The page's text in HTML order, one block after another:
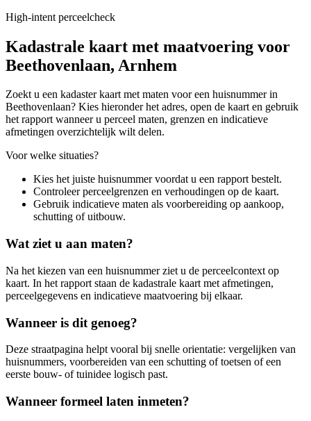
High-intent perceelcheck
Kadastrale kaart met maatvoering voor
Beethovenlaan, Arnhem
Zoekt u een kadaster kaart met maten voor een huisnummer in
Beethovenlaan? Kies hieronder het adres, open de kaart en gebruik
het rapport wanneer u perceel maten, grenzen en indicatieve
afmetingen overzichtelijk wilt delen.
Voor welke situaties?
Kies het juiste huisnummer voordat u een rapport bestelt.
Controleer perceelgrenzen en verhoudingen op de kaart.
Gebruik indicatieve maten als voorbereiding op aankoop,
schutting of uitbouw.
Wat ziet u aan maten?
Na het kiezen van een huisnummer ziet u de perceelcontext op
kaart. In het rapport staan de kadastrale kaart met afmetingen,
perceelgegevens en indicatieve maatvoering bij elkaar.
Wanneer is dit genoeg?
Deze straatpagina helpt vooral bij snelle orientatie: vergelijken van
huisnummers, voorbereiden van een schutting of toetsen of een
eerste bouw- of tuinidee logisch past.
Wanneer formeel laten inmeten?